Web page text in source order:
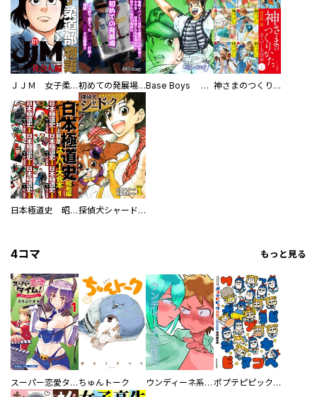
ＪＪＭ 女子柔道部物語 社会人編 初めての発展場 【白抜き修正版】 Base Boys 新装版 神さまのつくりかた。スーパー大合本
日本極道史 昭和編 スーパー大合本 探偵犬シャードック（新装版）
4コマ もっと見る
スーパー恋愛タイム！～現場でドＳな彼女は自宅でデレる～ ちゅんトーク ウンディーネ系彼氏 ポプテピピック SEASON EIGHT